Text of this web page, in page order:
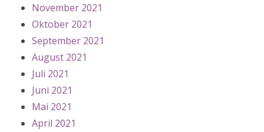
November 2021
Oktober 2021
September 2021
August 2021
Juli 2021
Juni 2021
Mai 2021
April 2021